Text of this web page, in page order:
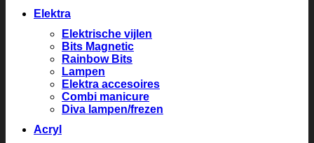
Elektra
Elektrische vijlen
Bits Magnetic
Rainbow Bits
Lampen
Elektra accesoires
Combi manicure
Diva lampen/frezen
Acryl